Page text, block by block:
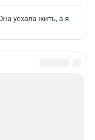
уехала жить, а я